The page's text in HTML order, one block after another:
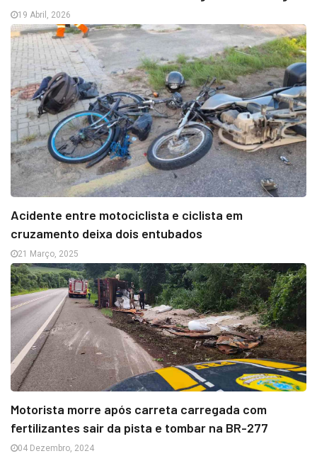
19 Abril, 2026
Acidente entre motociclista e ciclista em
cruzamento deixa dois entubados
21 Março, 2025
Motorista morre após carreta carregada com
fertilizantes sair da pista e tombar na BR-277
04 Dezembro, 2024